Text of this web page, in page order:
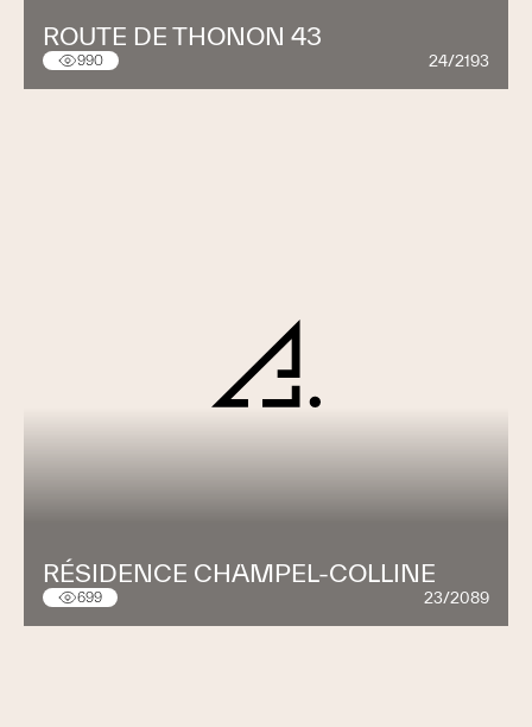
ROUTE DE THONON 43
990 24/2193
RÉSIDENCE CHAMPEL-COLLINE
699 23/2089